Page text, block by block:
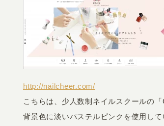
http://nailcheer.com/
こちらは、少人数制ネイルスクールの
背景色に淡いパステルピンクを使用し